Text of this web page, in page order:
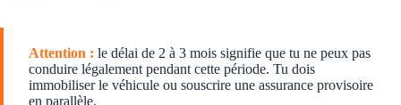
Attention : le délai de 2 à 3 mois signifie que tu ne peux pas
conduire légalement pendant cette période. Tu dois
immobiliser le véhicule ou souscrire une assurance provisoire
en parallèle.